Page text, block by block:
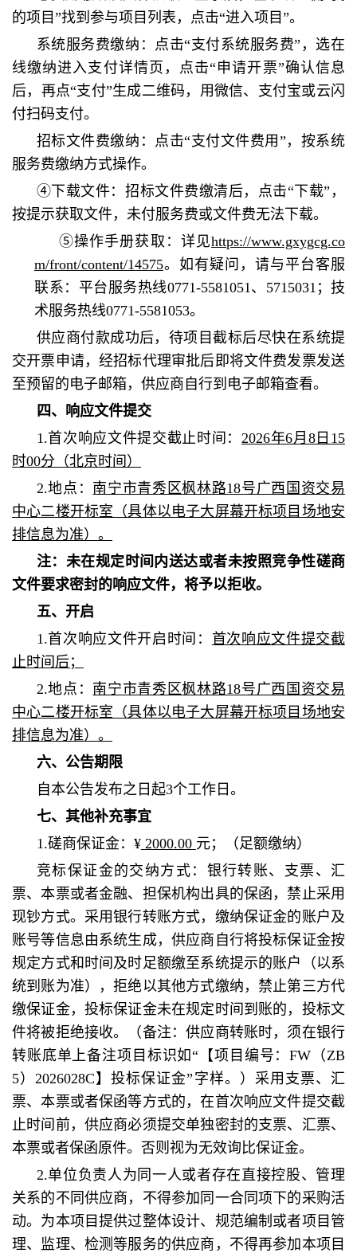
的项目”找到参与项目列表，点击“进入项目”。
系统服务费缴纳：点击“支付系统服务费”，选在
线缴纳进入支付详情页，点击“申请开票”确认信息
后，再点“支付”生成二维码，用微信、支付宝或云闪
付扫码支付。
招标文件费缴纳：点击“支付文件费用”，按系统
服务费缴纳方式操作。
④下载文件：招标文件费缴清后，点击“下载”，
按提示获取文件，未付服务费或文件费无法下载。
⑤操作手册获取：详见https://www.gxygcg.co
m/front/content/14575。如有疑问，请与平台客服
联系：平台服务热线0771-5581051、5715031；技
术服务热线0771-5581053。
供应商付款成功后，待项目截标后尽快在系统提
交开票申请，经招标代理审批后即将文件费发票发送
至预留的电子邮箱，供应商自行到电子邮箱查看。
四、响应文件提交
1.首次响应文件提交截止时间： 2026年6月8日15
时00分（北京时间）
2.地点： 南宁市青秀区枫林路18号广西国资交易
中心二楼开标室（具体以电子大屏幕开标项目场地安
排信息为准）。
注：未在规定时间内送达或者未按照竞争性磋商
文件要求密封的响应文件，将予以拒收。
五、开启
1.首次响应文件开启时间： 首次响应文件提交截
止时间后；
2.地点： 南宁市青秀区枫林路18号广西国资交易
中心二楼开标室（具体以电子大屏幕开标项目场地安
排信息为准）。
六、公告期限
自本公告发布之日起3个工作日。
七、其他补充事宜
1.磋商保证金：¥2000.00 元；（足额缴纳）
竞标保证金的交纳方式：银行转账、支票、汇
票、本票或者金融、担保机构出具的保函，禁止采用
现钞方式。采用银行转账方式，缴纳保证金的账户及
账号等信息由系统生成，供应商自行将投标保证金按
规定方式和时间及时足额缴至系统提示的账户（以系
统到账为准），拒绝以其他方式缴纳，禁止第三方代
缴保证金，投标保证金未在规定时间到账的，投标文
件将被拒绝接收。（备注：供应商转账时，须在银行
转账底单上备注项目标识如“【项目编号：FW（ZB
5）2026028C】投标保证金”字样。）采用支票、汇
票、本票或者保函等方式的，在首次响应文件提交截
止时间前，供应商必须提交单独密封的支票、汇票、
本票或者保函原件。否则视为无效询比保证金。
2.单位负责人为同一人或者存在直接控股、管理
关系的不同供应商，不得参加同一合同项下的采购活
动。为本项目提供过整体设计、规范编制或者项目管
理、监理、检测等服务的供应商，不得再参加本项目